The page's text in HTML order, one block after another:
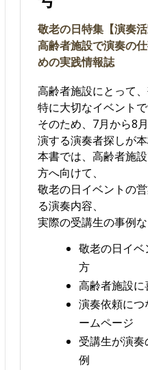
敬老の日特集【演奏活
高齢者施設で演奏の
めの実践情報誌
高齢者施設にとって
特に大切なイベントで
そのため、7月から8
演する演奏者探しが
本書では、高齢者施
方へ向けて、
敬老の日イベントの
る演奏内容、
実際の受講生の事例
敬老の日イ
方
高齢者施設に
演奏依頼に
ームページ
受講生が演
例